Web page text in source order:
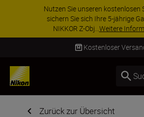
Nutzen Sie unseren kostenlosen Service
sichern Sie sich Ihre 5-jährige Garantie
NIKKOR Z-Obj...Weitere Informationen
Kostenloser
Zurück zur Übersicht